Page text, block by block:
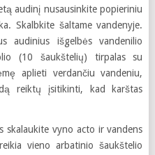
audinį nusausinkite popieriniu
Skalbkite šaltame vandenyje.
audinius išgelbės vandenilio
(10 šaukštelių) tirpalas su
aplieti verdančiu vandeniu,
reiktų įsitikinti, kad karštas
skalaukite vyno acto ir vandens
vieno arbatinio šaukštelio